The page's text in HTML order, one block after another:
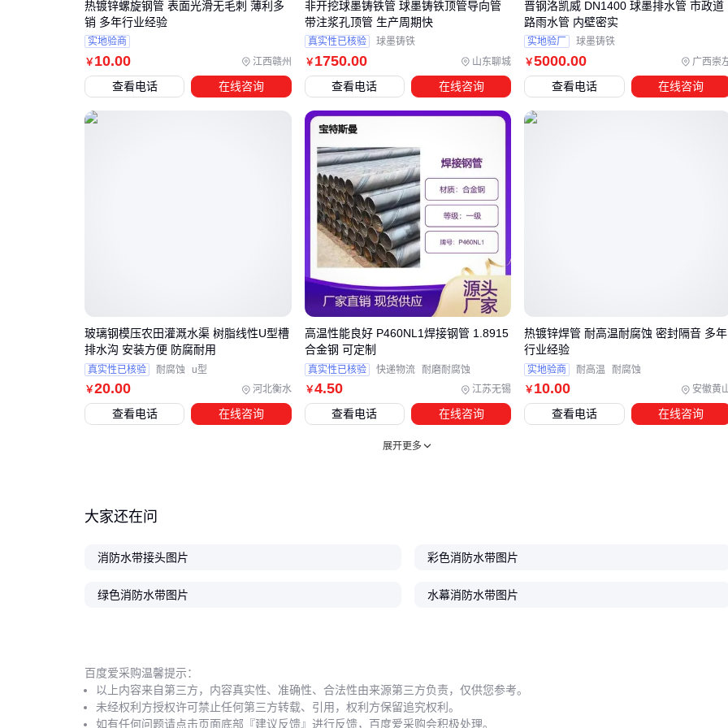
完整消防系统需要这些配套投入：
消防水带测试仪
能提前发现薄弱点
快速收纳
：消防水带卷盘
减少缠绕磨损
控制水流形态提升灭火效率
日常维护的关键设备：
结论：配件预算应占总额15%-20% ⚠️ 忽略测试环节可能造成
使用时爆管
五、同样的水带为什么有人能用5年？
延长寿命的实操方法：
：避免折叠存放，用消防水带挂钩
定期检测：每季度做压力测试
：小破损可用专用胶带临时修补
结论：正确维护能使水带寿命延长2倍以上 🛠️ 潮湿是橡胶老化
的最大诱因
￥10.00 江西赣州
热镀锌螺旋钢管 表面光滑无毛刺 薄利多
销 多年行业经验
实地验商
查看电话 在线咨询
￥1750.00 山东聊城
非开挖球墨铸铁管 球墨铸铁顶管导向管
带注浆孔顶管 生产周期快
真实性已核验 球墨铸铁
查看电话 在线咨询
￥5000.00 广西崇
晋钢洛凯威 DN1400 球墨排水管 市政道
路雨水管 内壁密实
实地验厂 球墨铸铁
查看电话 在线咨询
￥20.00 河北衡水
玻璃钢模压农田灌溉水渠 树脂线性U型槽
排水沟 安装方便 防腐耐用
真实性已核验 耐腐蚀 u型
查看电话 在线咨询
￥4.50 江苏无锡
高温性能良好 P460NL1焊接钢管 1.8915
合金钢 可定制
真实性已核验 快递物流 耐磨耐腐蚀
查看电话 在线咨询
￥ 10.00 安徽黄
热镀锌焊管 耐高温耐腐蚀 密封隔音 多年
行业经验
实地验商 耐高温 耐腐蚀
查看电话 在线咨询
展开更多
大家还在问
消防水带接头图片 彩色消防水带图片
绿色消防水带图片 水幕消防水带图片
百度爱采购温馨提示：
以上内容来自第三方，内容真实性、准确性、合法性由来源第三方负责，仅供您参考。
未经权利方授权许可禁止任何第三方转载、引用，权利方保留追究权利。
如有任何问题请点击页面底部『建议反馈』进行反馈，百度爱采购会积极处理。